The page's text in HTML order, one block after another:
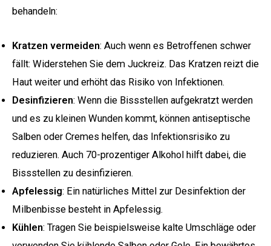
behandeln:
Kratzen vermeiden: Auch wenn es Betroffenen schwer
fällt: Widerstehen Sie dem Juckreiz. Das Kratzen reizt die
Haut weiter und erhöht das Risiko von Infektionen.
Desinfizieren: Wenn die Bissstellen aufgekratzt werden
und es zu kleinen Wunden kommt, können antiseptische
Salben oder Cremes helfen, das Infektionsrisiko zu
reduzieren. Auch 70-prozentiger Alkohol hilft dabei, die
Bissstellen zu desinfizieren.
Apfelessig: Ein natürliches Mittel zur Desinfektion der
Milbenbisse besteht in Apfelessig.
Kühlen: Tragen Sie beispielsweise kalte Umschläge oder